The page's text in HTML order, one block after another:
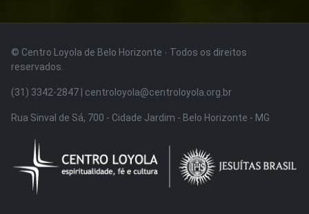
© Centro Loyola de Belo Horizonte · Todos os direitos
reservados.
(31) 3342-2847 | centroloyola@centroloyola.org.br
Rua Sinval de Sá, 700 - Cidade Jardim - Belo Horizonte - MG